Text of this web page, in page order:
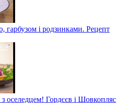
гарбузом і родзинками. Рецепт
оселедцем! Гордєєв і Шовкопляс